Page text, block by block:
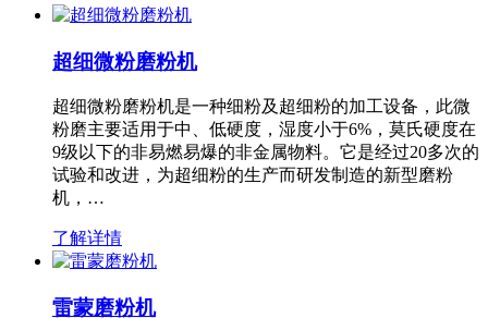
超细微粉磨粉机
超细微粉磨粉机是一种细粉及超细粉的加工设备，此微
粉磨主要适用于中、低硬度，湿度小于6%，莫氏硬度在
9级以下的非易燃易爆的非金属物料。它是经过20多次的
试验和改进，为超细粉的生产而研发制造的新型磨粉
机，…
了解详情
雷蒙磨粉机